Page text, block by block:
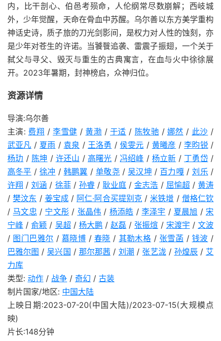
内，比干剖心、伯邑考殒命，人伦纲常尽数崩解；西岐城
外，少年觉醒，天命在骨血中苏醒。乌尔善以东方美学重构
神话史诗，质子旅的刀光剑影间，是权力对人性的蚀刻，亦
是少年对苍生的许诺。当饕餮追袭、雷震子振翅，一个关于
弑父与寻父、毁灭与重生的古典寓言，在血与火中徐徐展
开。2023年暑期，封神榜启，众神归位。
资源详情
导演:乌尔善
主演: 费翔 /李雪健 /黄渤 / 于适 / 陈牧驰 / 娜然 / 此沙 /
武亚凡 / 夏雨 / 袁泉 / 王洛勇 / 侯雯元 /黄曦彦 /李昀锐/
杨玏 / 陈坤 / 许还山 / 高曙光 / 冯绍峰 /杨立新 / 丁勇岱 /
高冬平 /徐冲 / 韩鹏翼 /单敬尧 /吴汉坤 / 百力嘎/刘乐 /
许翔 /刘涵 / 徐菲/ 孙睿/ 耿业庭 /金志浩 / 屈愉超 / 黄涛
/樊汶东 / 姜宝成/ 阿仁·阿合买提别克 / 米铁增 / 僧格仁钦
/ 马文忠 / 宁文彤 / 张晶伟 / 杨添皓 / 李泽宇 / 夏晨旭 / 宋
宁峰 /俞颖 / 吴超 / 杨大鹏 /赵磊 / 张振煊 / 宋渡宇 / 文波
/ 图门巴雅尔 /慕晓博 /春晓 / 其勒木格 / 张雪菡 / 钱波 /
巴雅尔图 /吴兴国 / 那尔那茜 /刘潮 / 张艺泷/ 孙煌辰/ 艾
力库
类型: 动作 / 战争 / 奇幻 / 古装
制片国家/地区: 中国大陆
上映日期:2023-07-20(中国大陆)/2023-07-15(大规模点
映)
片长:148分钟